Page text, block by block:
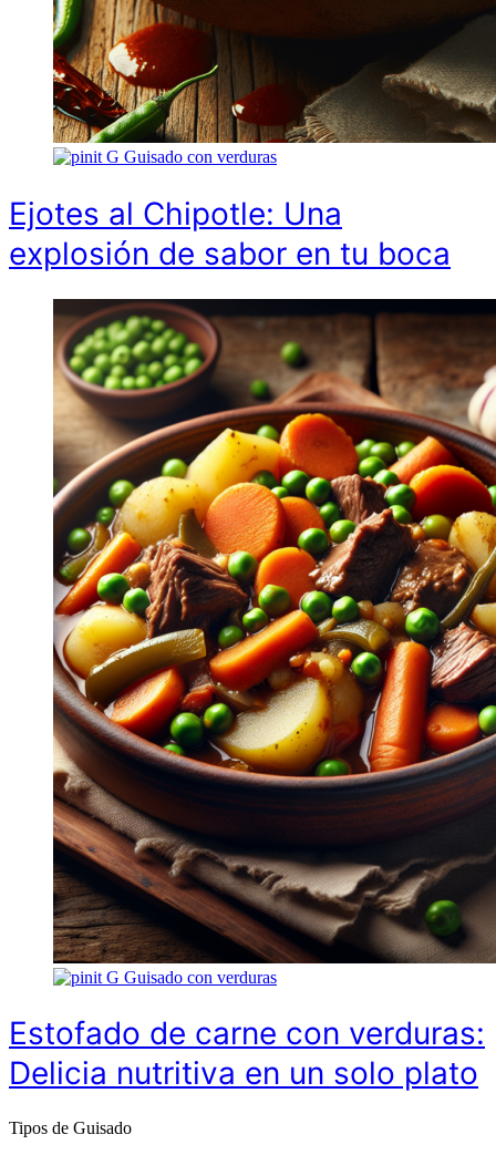
G Guisado con verduras
Ejotes al Chipotle: Una
explosión de sabor en tu boca
G Guisado con verduras
Estofado de carne con verduras:
Delicia nutritiva en un solo plato
Tipos de Guisado